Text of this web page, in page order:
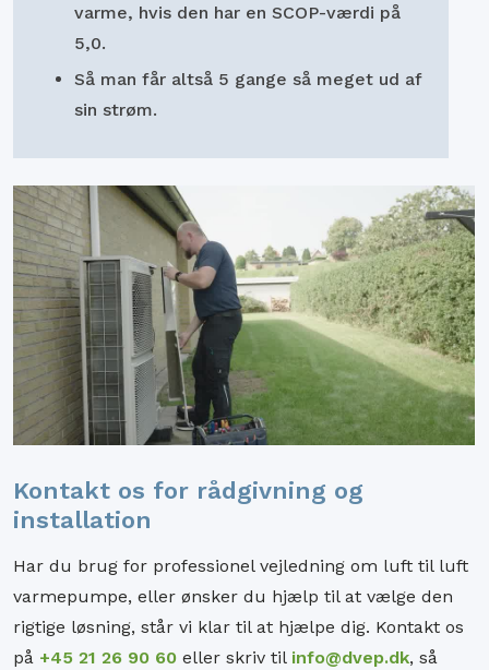
varme, hvis den har en SCOP-værdi på
5,0.
Så man får altså 5 gange så meget ud af
sin strøm.
Kontakt os for rådgivning og
installation
Har du brug for professionel vejledning om luft til luft
varmepumpe, eller ønsker du hjælp til at vælge den
rigtige løsning, står vi klar til at hjælpe dig. Kontakt os
på +45 21 26 90 60 eller skriv til info@dvep.dk, så